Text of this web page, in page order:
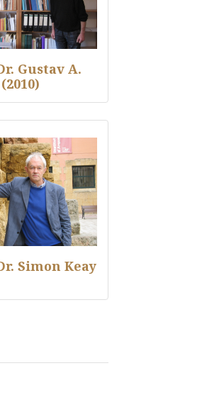
Gustav A.
Simon Keay